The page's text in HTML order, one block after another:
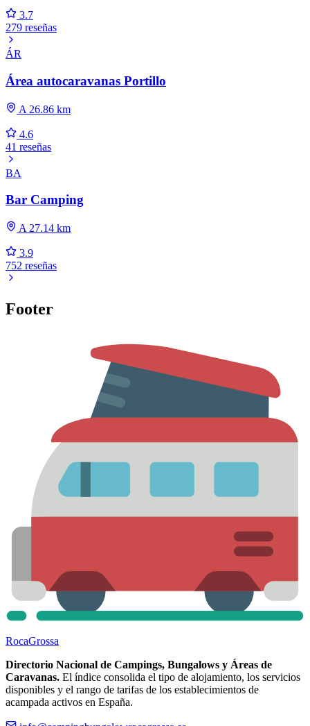
3.7
279 reseñas
ÁR
Área autocaravanas Portillo
A 26.86 km
4.6
41 reseñas
BA
Bar Camping
A 27.14 km
3.9
752 reseñas
Footer
RocaGrossa
Directorio Nacional de Campings, Bungalows y Áreas de
Caravanas. El índice consolida el tipo de alojamiento, los servicios
disponibles y el rango de tarifas de los establecimientos de
acampada activos en España.